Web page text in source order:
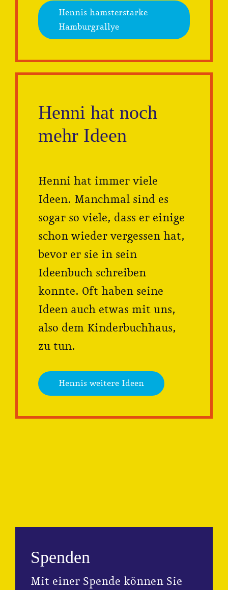
Hennis hamsterstarke
Hamburgrallye
Henni hat noch
mehr Ideen
Henni hat immer viele
Ideen. Manchmal sind es
sogar so viele, dass er einige
schon wieder vergessen hat,
bevor er sie in sein
Ideenbuch schreiben
konnte. Oft haben seine
Ideen auch etwas mit uns,
also dem Kinderbuchhaus,
zu tun.
Hennis weitere Ideen
Spenden
Mit einer Spende können Sie